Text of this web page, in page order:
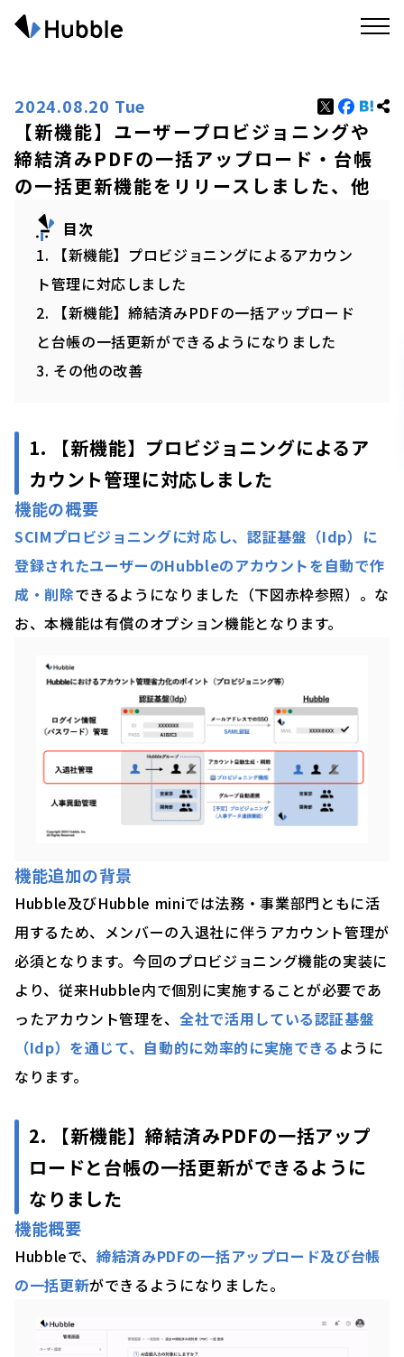
2024.08.20 Tue
【新機能】ユーザープロビジョニングや
締結済みPDFの一括アップロード・台帳
の一括更新機能をリリースしました、他
目次
1. 【新機能】プロビジョニングによるアカウン
ト管理に対応しました
2. 【新機能】締結済みPDFの一括アップロード
と台帳の一括更新ができるようになりました
3. その他の改善
1. 【新機能】プロビジョニングによるア
カウント管理に対応しました
機能の概要
SCIMプロビジョニングに対応し、認証基盤（Idp）に
登録されたユーザーのHubbleのアカウントを自動で作
成・削除できるようになりました（下図赤枠参照）。な
お、本機能は有償のオプション機能となります。
機能追加の背景
Hubble及びHubble miniでは法務・事業部門ともに活
用するため、メンバーの入退社に伴うアカウント管理が
必須となります。今回のプロビジョニング機能の実装に
より、従来Hubble内で個別に実施することが必要であ
ったアカウント管理を、全社で活用している認証基盤
（Idp）を通じて、自動的に効率的に実施できる ように
なります。
2. 【新機能】締結済みPDFの一括アップ
ロードと台帳の一括更新ができるように
なりました
機能概要
Hubbleで、締結済みPDFの一括アップロード及び台帳
の一括更新ができるようになりました。